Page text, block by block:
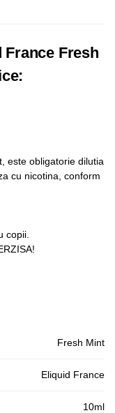
Fresh
este obligatorie dilutia
cu nicotina, conform
copii.
Fresh Mint
Eliquid France
10ml